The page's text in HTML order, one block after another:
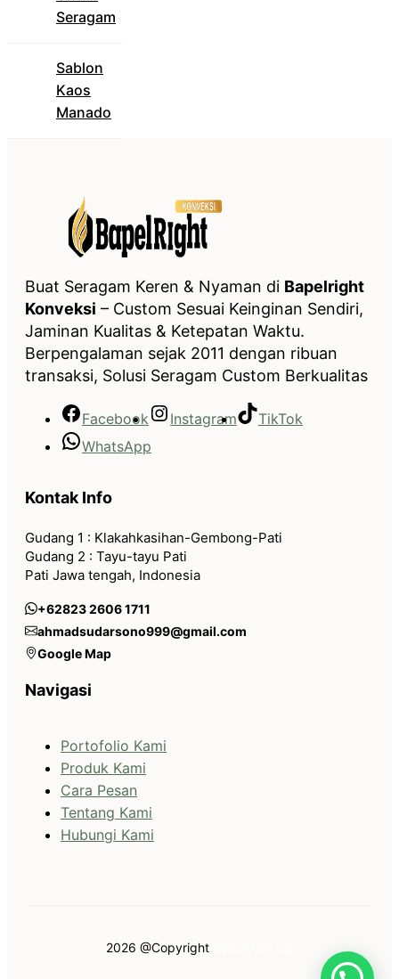
Seragam
Sablon
Kaos
Manado
Buat Seragam Keren & Nyaman di Bapelright
Konveksi – Custom Sesuai Keinginan Sendiri,
Jaminan Kualitas & Ketepatan Waktu.
Berpengalaman sejak 2011 dengan ribuan
transaksi, Solusi Seragam Custom Berkualitas
Facebook Instagram
TikTok
WhatsApp
Kontak Info
Gudang 1 : Klakahkasihan-Gembong-Pati
Gudang 2 : Tayu-tayu Pati
Pati Jawa tengah, Indonesia
+62823 2606 1711
ahmadsudarsono999@gmail.com
Google Map
Navigasi
Portofolio Kami
Produk Kami
Cara Pesan
Tentang Kami
Hubungi Kami
2026 @Copyright